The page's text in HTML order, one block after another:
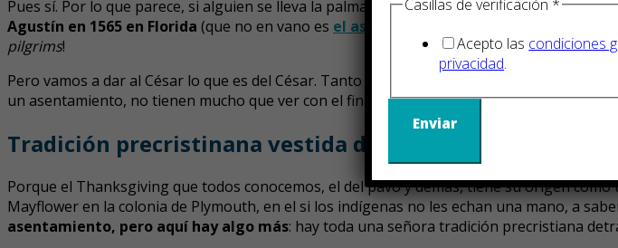
Pues sí. Por lo que parece, si alguien se lleva la palma en cuanto a ser los pioneros en
Agustín en 1565 en Florida (que no en vano es el asentamiento europeo más antiguo
pilgrims!
Pero vamos a dar al César lo que es del César. Tanto esta celebración de Menéndez
un asentamiento, no tienen mucho que ver con el fin de la cosecha (ver el siguiente
Tradición precristinana vestida de puritanismo
Porque el Thanksgiving que todos conocemos, el del pavo y demás, tiene su origen
Mayflower en la colonia de Plymouth, en el si los indígenas no les echan una mano, a
asentamiento, pero aquí hay algo más: hay toda una señora tradición precristiana
Casillas de verificación *
Acepto las condiciones
privacidad.
Enviar